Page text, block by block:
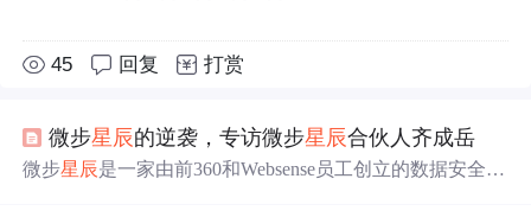
45 回复 打赏
微步星辰的逆袭，专访微步星辰合伙人齐成岳
微步星辰是一家由前360和Websense员工创立的数据安全公